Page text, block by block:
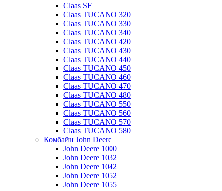
Claas SF
Claas TUCANO 320
Claas TUCANO 330
Claas TUCANO 340
Claas TUCANO 420
Claas TUCANO 430
Claas TUCANO 440
Claas TUCANO 450
Claas TUCANO 460
Claas TUCANO 470
Claas TUCANO 480
Claas TUCANO 550
Claas TUCANO 560
Claas TUCANO 570
Claas TUCANO 580
Комбайн John Deere
John Deere 1000
John Deere 1032
John Deere 1042
John Deere 1052
John Deere 1055